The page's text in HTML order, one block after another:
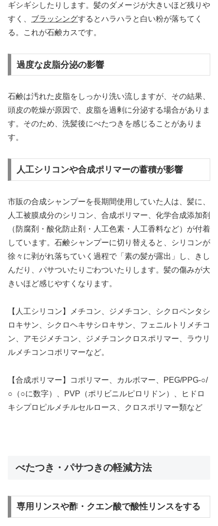
ギシギシしたりします。髪のダメージが大きいほど残りや
すく、 ブラッシングするとハラハラと白い粉が落ちてく
る。これが石鹸カスです。
過度な皮脂分泌の影響
石鹸は汚れた皮脂をしっかり洗い流しますが、その結果、
頭皮の乾燥が原因で、皮脂を過剰に分泌する場合がありま
す。そのため、洗髪後にべたつきを感じることがありま
す。
人工シリコンや合成ポリマーの蓄積が影響
市販の合成シャンプーを長期間使用していた人は、髪に、
人工被膜成分のシリコン、合成ポリマー、化学合成添加剤
（防腐剤・酸化防止剤・人工色素・人工香料など）が付着
しています。石鹸シャンプーに切り替えると、シリコンが
徐々に剥がれ落ちていく過程で「素の髪が露出」し、きし
んだり、パサついたりごわついたりします。髪の傷みが大
きいほど感じやすくなります。
【人工シリコン】メチコン、ジメチコン、シクロペンタシ
ロキサン、シクロヘキサシロキサン、フェニルトリメチコ
ン、アモジメチコン、ジメチコンクロスポリマー、ラウリ
ルメチコンコポリマーなど。
【合成ポリマー】コポリマー、カルボマー、PEG/PPG-○/
○（○に数字）、PVP（ポリビニルピロリドン）、ヒドロ
キシプロピルメチルセルロース、クロスポリマー類など
べたつき・パサつきの軽減方法
専用リンスや酢・クエン酸で酸性リンスをする